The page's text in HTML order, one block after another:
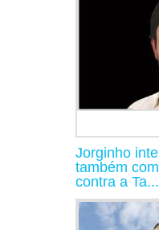
Jorginho
também
contra a Ta...